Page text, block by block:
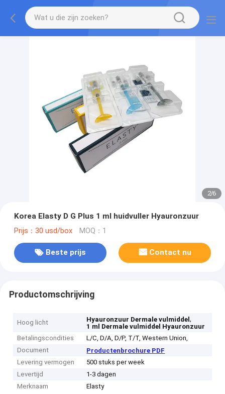
2/6
Korea Elasty D G Plus 1 ml huidvuller Hyauronzuur
Prijs：30 usd/box MOQ：1
Beste prijs Contact nu
Productomschrijving
Hoog licht Hyauronzuur Dermale vulmiddel,
1 ml Dermale vulmiddel Hyauronzuur
Betalingscondities
L/C, D/A, D/P, T/T, Western Union,
Document
Productenbrochure PDF
Levering vermogen
500 stuks per week
Levertijd
1-3 dagen
Merknaam
Elasty